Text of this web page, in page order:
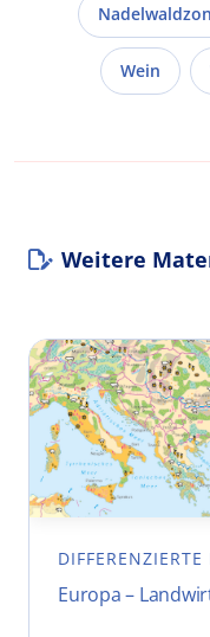
Wein
Weitere
DIFFERENZIERTE
Europa –